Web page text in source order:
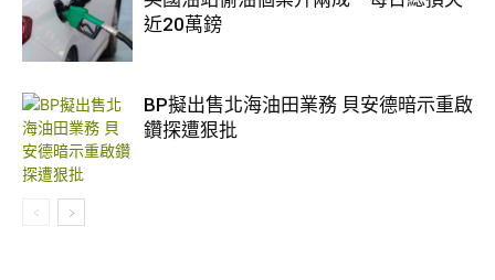
近20萬鎊
BP擬出售北海油田業務 貝安德暗示重啟
鑽探遭狠批